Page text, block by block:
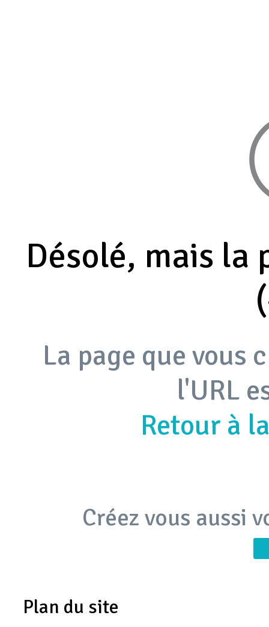
Désolé, mais la
La page que vous
l'URL
Retour à
Créez vous aussi
Plan du site